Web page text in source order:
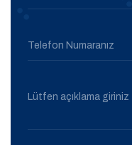
Telefon Numaranız
Lütfen açıklama giriniz